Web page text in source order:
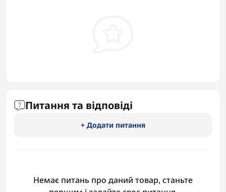
Питання та відповіді
+ Додати питання
Немає питань про даний товар, станьте